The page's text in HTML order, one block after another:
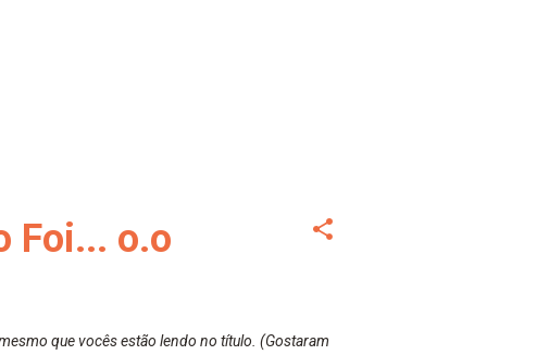
Foi... o.o
que vocês estão lendo no título. (Gostaram